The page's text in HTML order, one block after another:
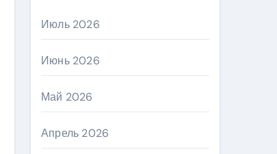
Июль 2026
Июнь 2026
Май 2026
Апрель 2026